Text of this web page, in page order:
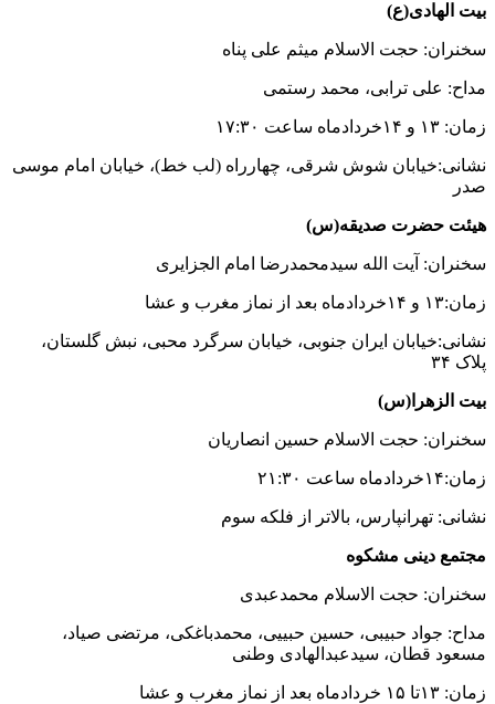
بیت الهادی(ع)
سخنران: حجت الاسلام میثم علی پناه
مداح: علی ترابی، محمد رستمی
زمان: ۱۳ و ۱۴خردادماه ساعت ۱۷:۳۰
نشانی:خیابان شوش شرقی، چهارراه (لب خط)، خیابان امام موسی
صدر
هیئت حضرت صدیقه(س)
سخنران: آیت الله سیدمحمدرضا امام الجزایری
زمان:۱۳ و ۱۴خردادماه بعد از نماز مغرب و عشا
نشانی:خیابان ایران جنوبی، خیابان سرگرد محبی، نبش گلستان،
پلاک ۳۴
بیت الزهرا(س)
سخنران: حجت الاسلام حسین انصاریان
زمان:۱۴خردادماه ساعت ۲۱:۳۰
نشانی: تهرانپارس، بالاتر از فلکه سوم
مجتمع دینی مشکوه
سخنران: حجت الاسلام محمدعبدی
مداح: جواد حبیبی، حسین حبییی، محمدباغکی، مرتضی صیاد،
مسعود قطان، سیدعبدالهادی وطنی
زمان: ۱۳تا ۱۵ خردادماه بعد از نماز مغرب و عشا